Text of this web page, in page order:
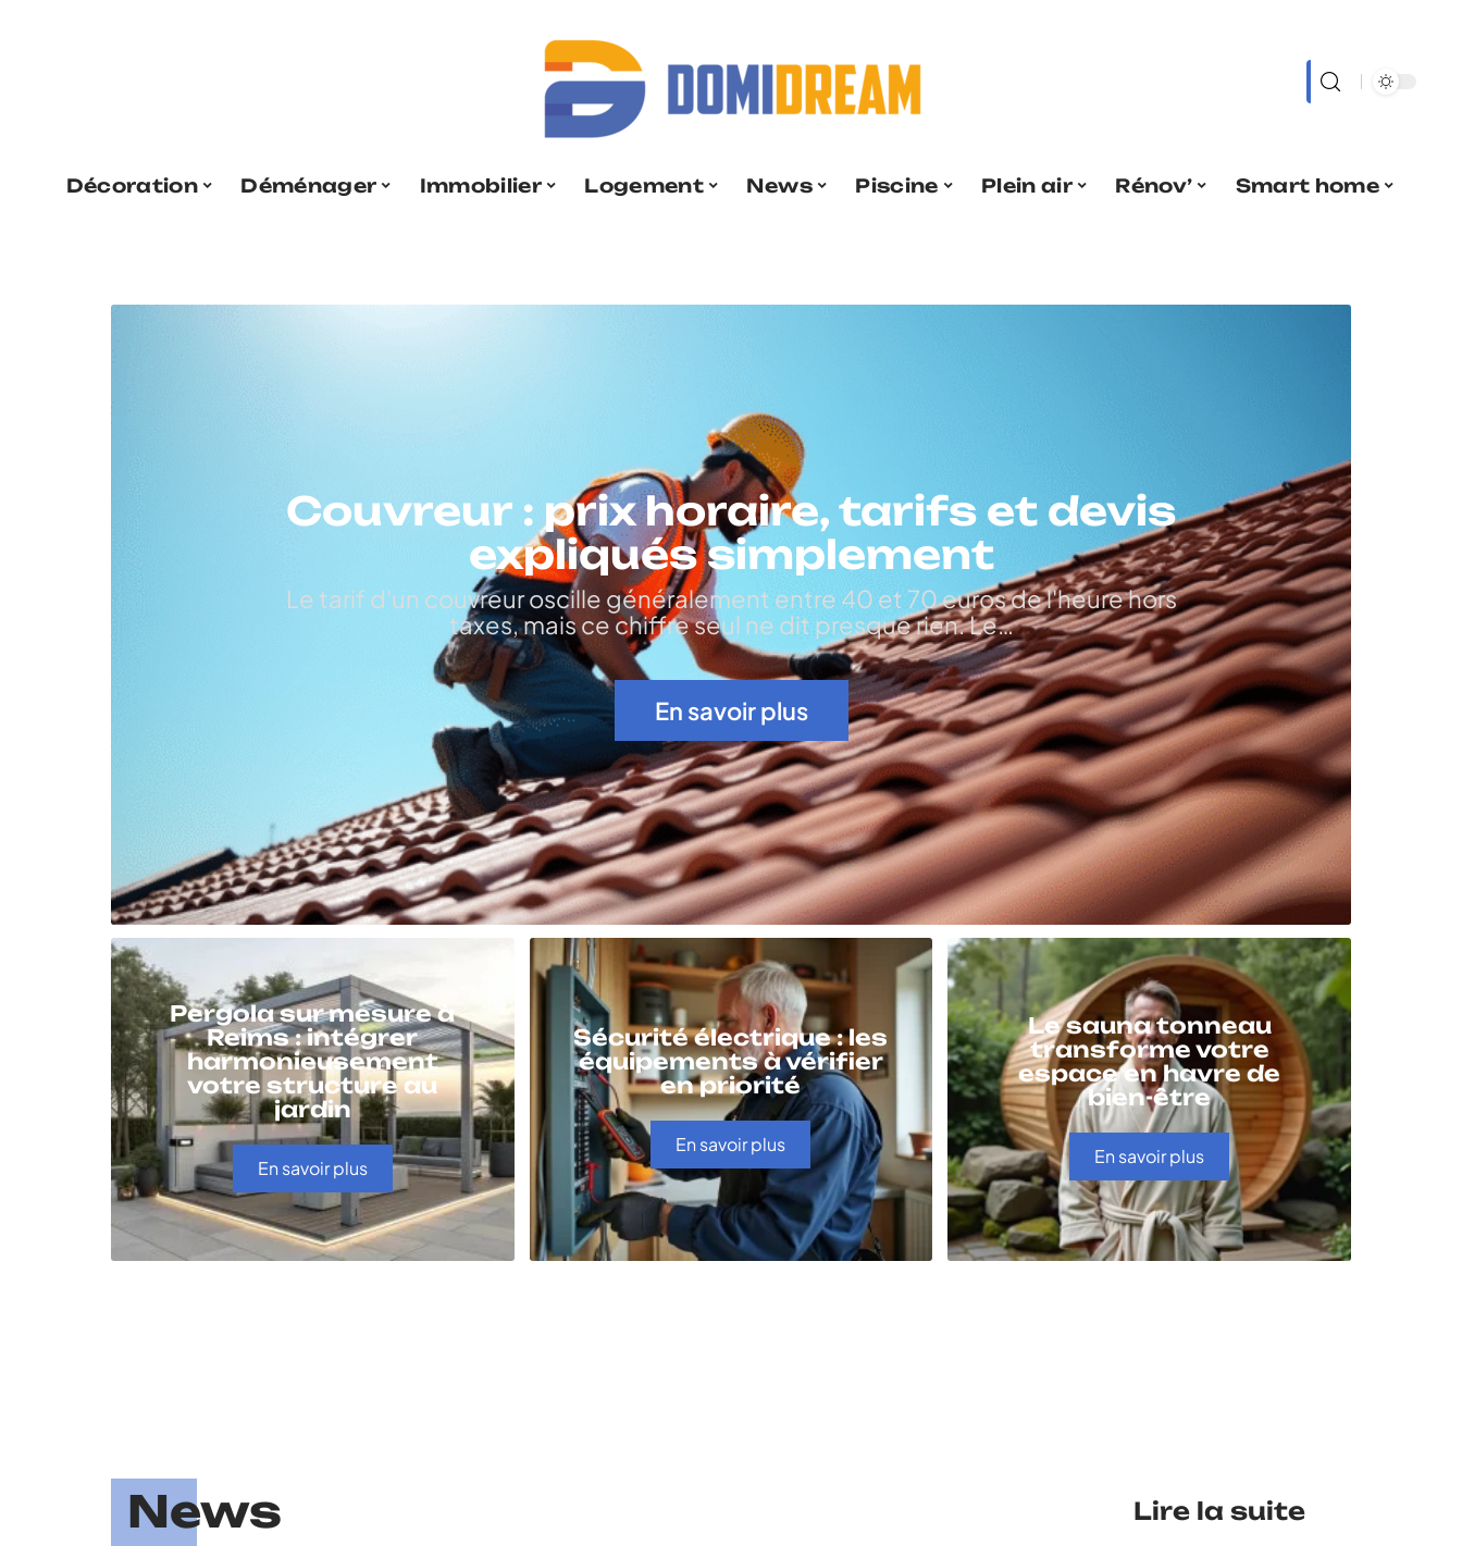
Décoration Déménager Immobilier Logement News Piscine Plein air Rénov’ Smart home
Couvreur : prix horaire, tarifs et devis
expliqués simplement
Le tarif d'un couvreur oscille généralement entre 40 et 70 euros de l'heure hors
taxes, mais ce chiffre seul ne dit presque rien. Le…
En savoir plus
Pergola sur mesure à
Reims : intégrer
harmonieusement
votre structure au
jardin
En savoir plus
Sécurité électrique : les
équipements à vérifier
en priorité
En savoir plus
Le sauna tonneau
transforme votre
espace en havre de
bien-être
En savoir plus
News Lire la suite